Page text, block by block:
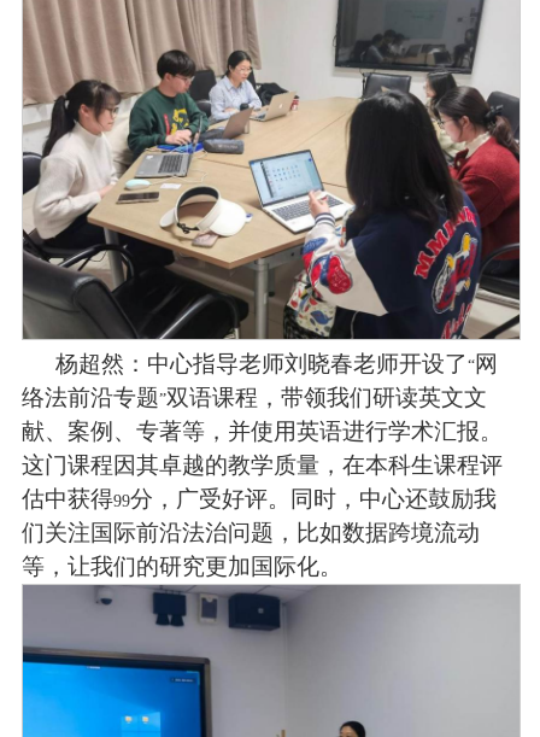
杨超然：中心指导老师刘晓春老师开设了 “网
络法前沿专题”双语课程，带领我们研读英文文
献、案例、专著等，并使用英语进行学术汇报。
这门课程因其卓越的教学质量，在本科生课程评
估中获得99分，广受好评。同时，中心还鼓励我
们关注国际前沿法治问题，比如数据跨境流动
等，让我们的研究更加国际化。